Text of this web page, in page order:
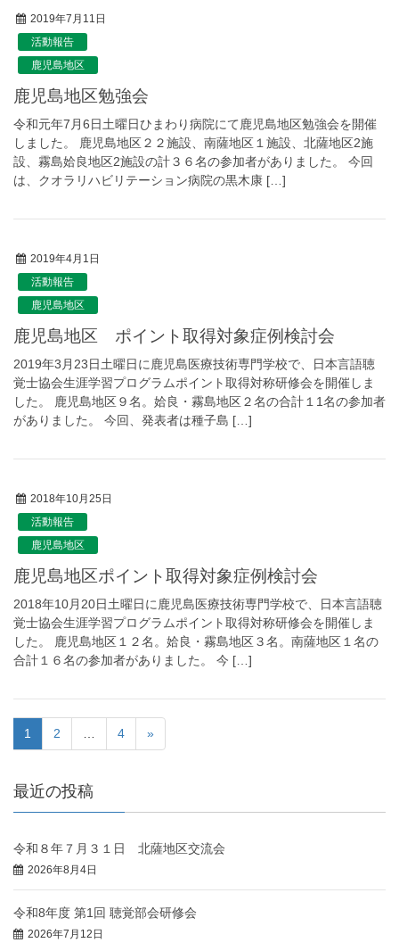
2019年7月11日
活動報告
鹿児島地区
鹿児島地区勉強会
令和元年7月6日土曜日ひまわり病院にて鹿児島地区勉強会を開催
しました。 鹿児島地区２２施設、南薩地区１施設、北薩地区2施
設、霧島姶良地区2施設の計３６名の参加者がありました。 今回
は、クオラリハビリテーション病院の黒木康 […]
2019年4月1日
活動報告
鹿児島地区
鹿児島地区 ポイント取得対象症例検討会
2019年3月23日土曜日に鹿児島医療技術専門学校で、日本言語聴
覚士協会生涯学習プログラムポイント取得対称研修会を開催しま
した。 鹿児島地区９名。姶良・霧島地区２名の合計１1名の参加者
がありました。 今回、発表者は種子島 […]
2018年10月25日
活動報告
鹿児島地区
鹿児島地区ポイント取得対象症例検討会
2018年10月20日土曜日に鹿児島医療技術専門学校で、日本言語聴
覚士協会生涯学習プログラムポイント取得対称研修会を開催しま
した。 鹿児島地区１２名。姶良・霧島地区３名。南薩地区１名の
合計１６名の参加者がありました。 今 […]
1 2 4 »
最近の投稿
令和８年７月３１日 北薩地区交流会
2026年8月4日
令和8年度 第1回 聴覚部会研修会
2026年7月12日